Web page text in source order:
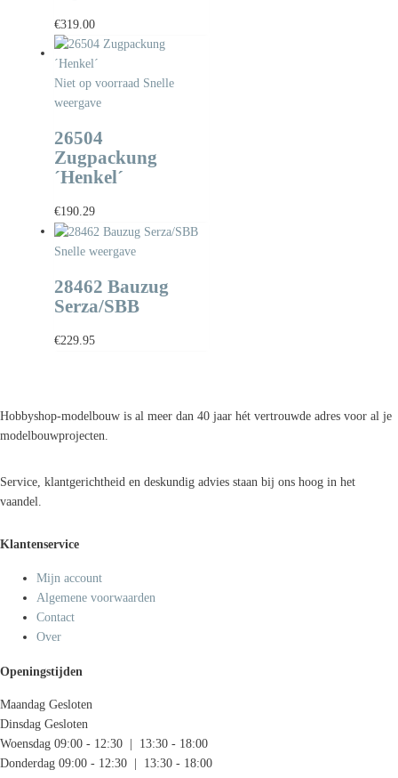
€319.00
Niet op voorraad Snelle
weergave
26504
Zugpackung
´Henkel´
€190.29
Snelle weergave
28462 Bauzug
Serza/SBB
€229.95
Hobbyshop-modelbouw is al meer dan 40 jaar hét vertrouwde adres voor al je
modelbouwprojecten.
Service, klantgerichtheid en deskundig advies staan bij ons hoog in het
vaandel.
Klantenservice
Mijn account
Algemene voorwaarden
Contact
Over
Openingstijden
Maandag Gesloten
Dinsdag Gesloten
Woensdag 09:00 - 12:30 | 13:30 - 18:00
Donderdag 09:00 - 12:30 | 13:30 - 18:00